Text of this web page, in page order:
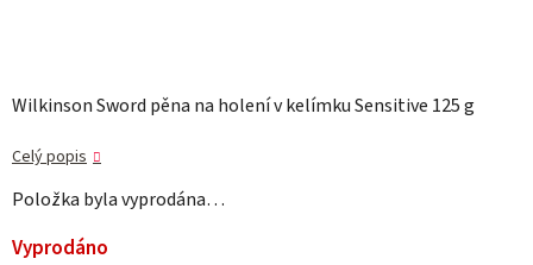
Wilkinson Sword pěna na holení v kelímku Sensitive 125 g
Celý popis
Položka byla vyprodána…
Vyprodáno